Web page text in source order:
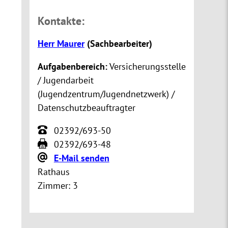
Kontakte:
Herr Maurer (Sachbearbeiter)
Aufgabenbereich:Versicherungsstelle
/ Jugendarbeit
(Jugendzentrum/Jugendnetzwerk) /
Datenschutzbeauftragter
02392/693-50
02392/693-48
E-Mail senden
Rathaus
Zimmer: 3